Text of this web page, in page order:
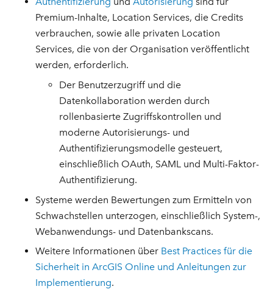
Premium-Inhalte, Location Services, die Credits
verbrauchen, sowie alle privaten Location
Services, die von der Organisation veröffentlicht
werden, erforderlich.
Der Benutzerzugriff und die
Datenkollaboration werden durch
rollenbasierte Zugriffskontrollen und
moderne Autorisierungs- und
Authentifizierungsmodelle gesteuert,
einschließlich OAuth, SAML und Multi-Faktor-
Authentifizierung.
Systeme werden Bewertungen zum Ermitteln von
Schwachstellen unterzogen, einschließlich System-,
Webanwendungs- und Datenbankscans.
Weitere Informationen über Best Practices für die
Sicherheit in ArcGIS Online und Anleitungen zur
Implementierung.